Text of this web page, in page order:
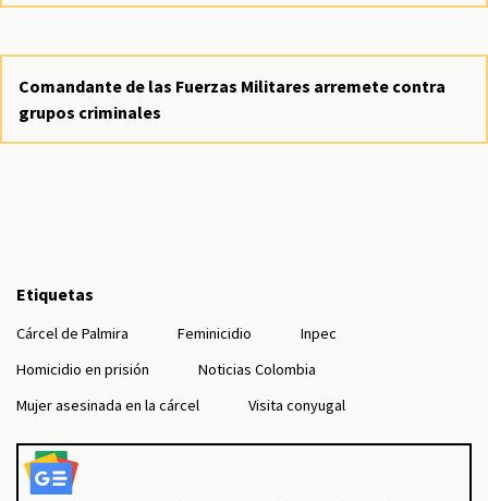
Comandante de las Fuerzas Militares arremete contra
grupos criminales
Etiquetas
Cárcel de Palmira Feminicidio
Inpec
Homicidio en prisión
Noticias Colombia
Mujer asesinada en la cárcel
Visita conyugal